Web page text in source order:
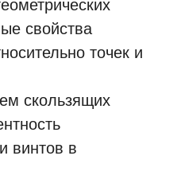
свойства
точек и
скользящих
винтов в